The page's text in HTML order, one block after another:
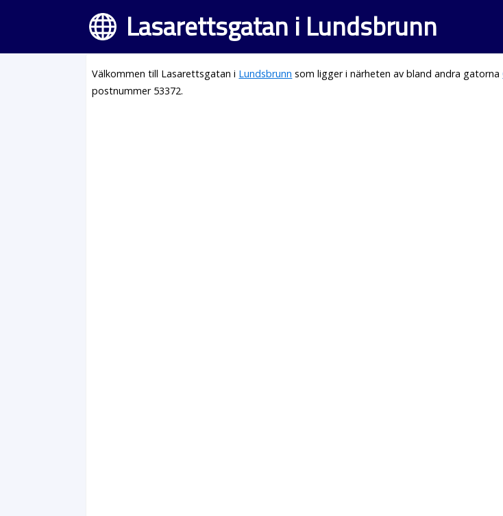
Lasarettsgatan i Lundsbrunn
Välkommen till Lasarettsgatan i Lundsbrunn som ligger i närheten av bland andra gatorna
postnummer 53372.